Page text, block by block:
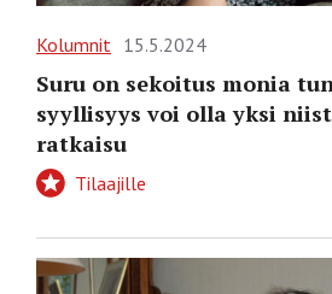
Kolumnit 15.5.2024
Suru on sekoitus monia
syyllisyys voi olla yksi
ratkaisu
Tilaajille